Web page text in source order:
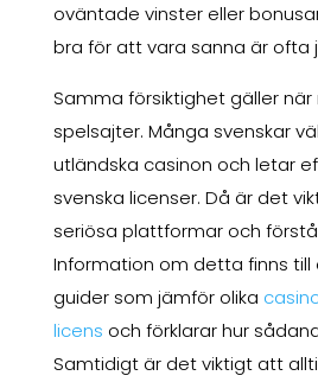
oväntade vinster eller
bra för att vara sanna är ofta
Samma försiktighet gäller
spelsajter. Många svenskar
utländska casinon och letar
svenska licenser. Då är det
seriösa plattformar och förstå
Information om detta finns till
guider som jämför olika
licens och förklarar hur
Samtidigt är det viktigt att